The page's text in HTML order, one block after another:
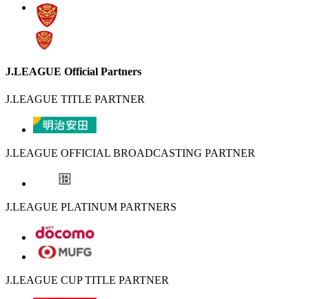
J.LEAGUE Official Partners
J.LEAGUE TITLE PARTNER
J.LEAGUE OFFICIAL BROADCASTING PARTNER
J.LEAGUE PLATINUM PARTNERS
J.LEAGUE CUP TITLE PARTNER